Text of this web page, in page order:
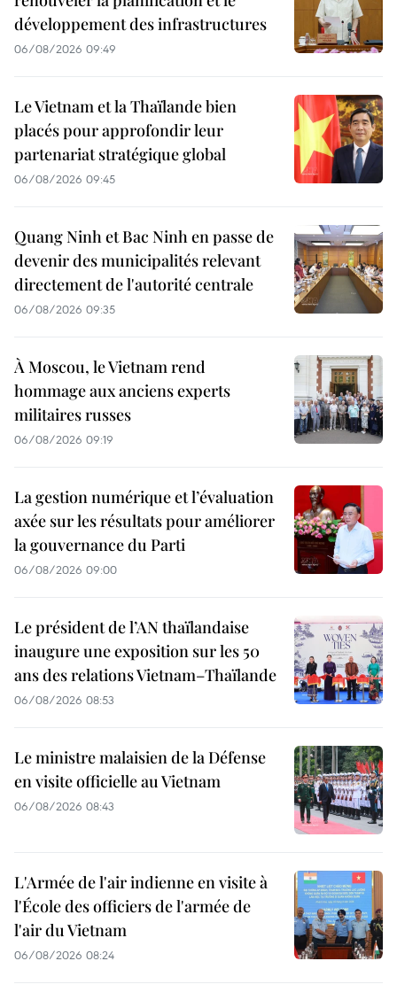
développement des infrastructures
06/08/2026 09:49
Le Vietnam et la Thaïlande bien
placés pour approfondir leur
partenariat stratégique global
06/08/2026 09:45
Quang Ninh et Bac Ninh en passe de
devenir des municipalités relevant
directement de l'autorité centrale
06/08/2026 09:35
À Moscou, le Vietnam rend
hommage aux anciens experts
militaires russes
06/08/2026 09:19
La gestion numérique et l’évaluation
axée sur les résultats pour améliorer
la gouvernance du Parti
06/08/2026 09:00
Le président de l’AN thaïlandaise
inaugure une exposition sur les 50
ans des relations Vietnam–Thaïlande
06/08/2026 08:53
Le ministre malaisien de la Défense
en visite officielle au Vietnam
06/08/2026 08:43
L'Armée de l'air indienne en visite à
l'École des officiers de l'armée de
l'air du Vietnam
06/08/2026 08:24